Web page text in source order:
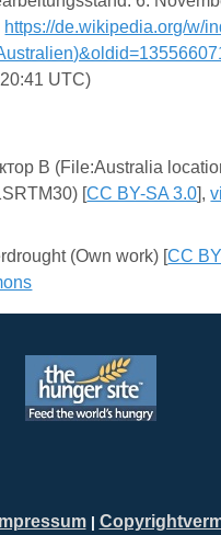
https://de.wikipedia.org/w/
UTC)
В (File:Australia
[CC BY-SA 3.0],
(Own work) [CC
|